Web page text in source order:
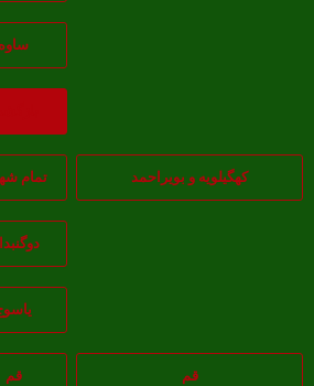
ساوه
کهگیلویه و بویراحمد تمام شهر‌ها
دوگنبدان
ياسوج